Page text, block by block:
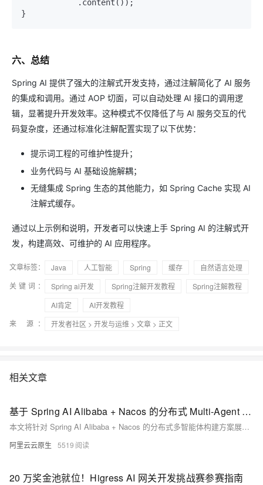
六、总结
Spring AI 提供了强大的注解式开发支持，通过注解简化了 AI 服务
的集成和调用。通过 AOP 切面，可以自动处理 AI 接口的调用逻
辑，显著提升开发效率。这种模式不仅降低了与 AI 服务交互的代
码复杂度，还通过标准化注解配置实现了以下优势：
提示词工程的可维护性提升；
业务代码与 AI 基础设施解耦；
无缝集成 Spring 生态的其他能力，如 Spring Cache 实现 AI
注解式缓存。
通过以上示例和说明，开发者可以快速上手 Spring AI 的注解式开
发，构建高效、可维护的 AI 应用程序。
文章标签： Java 人工智能 Spring 缓存
自然语言处理
关键词：
Spring ai开发 Spring注解开发教程
Spring注解教程
AI肯定
AI开发教程
来 源：
开发者社区 > 开发与运维 > 文章 > 正文
相关文章
基于 Spring AI Alibaba + Nacos 的分布式 Multi-Agent 构建指南
本文将针对 Spring AI Alibaba + Nacos 的分布式多智能体构建方案展开介绍，同时结合 Demo 说明快速开发方法与实际效果。
阿里云云原生 5519
20 万奖金池就位！Higress AI 网关开发挑战赛参赛指南